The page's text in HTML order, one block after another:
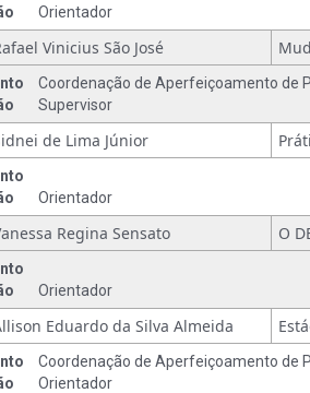
Orientador
Vinicius São José
Coordenação de Aperfeiçoamento de
Supervisor
de Lima Júnior
Orientador
Regina Sensato
Orientador
Eduardo da Silva Almeida
Coordenação de Aperfeiçoamento de
Orientador